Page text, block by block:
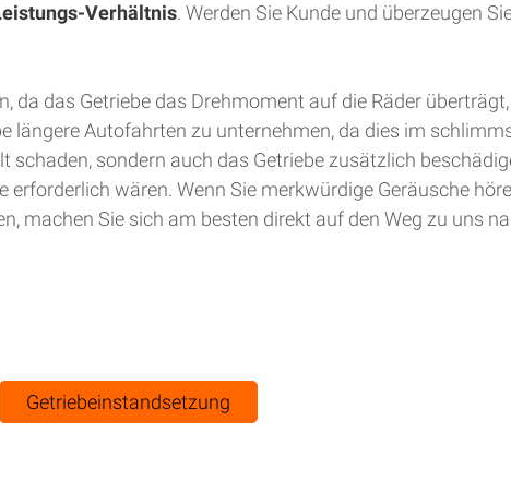
Verhältnis. Werden Sie Kunde und überzeugen
da das Getriebe das Drehmoment auf die Räder
längere Autofahrten zu unternehmen, da dies im
sondern auch das Getriebe zusätzlich
wären. Wenn Sie merkwürdige Geräusche
machen Sie sich am besten direkt auf den Weg zu uns
Getriebeinstandsetzung